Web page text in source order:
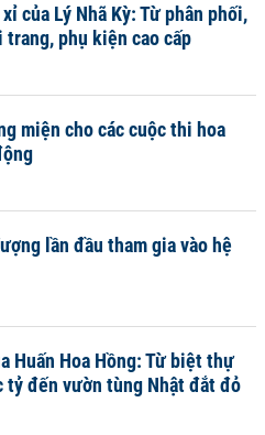
của Lý Nhã Kỳ: Từ phân phối,
phụ kiện cao cấp
miện cho các cuộc thi hoa
lần đầu tham gia vào hệ
Huấn Hoa Hồng: Từ biệt thự
tỷ đến vườn tùng Nhật đắt đỏ